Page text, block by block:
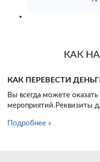
КАК
КАК ПЕРЕВЕСТИ
Вы всегда можете
мероприятий.Реквизиты
Подробнее »